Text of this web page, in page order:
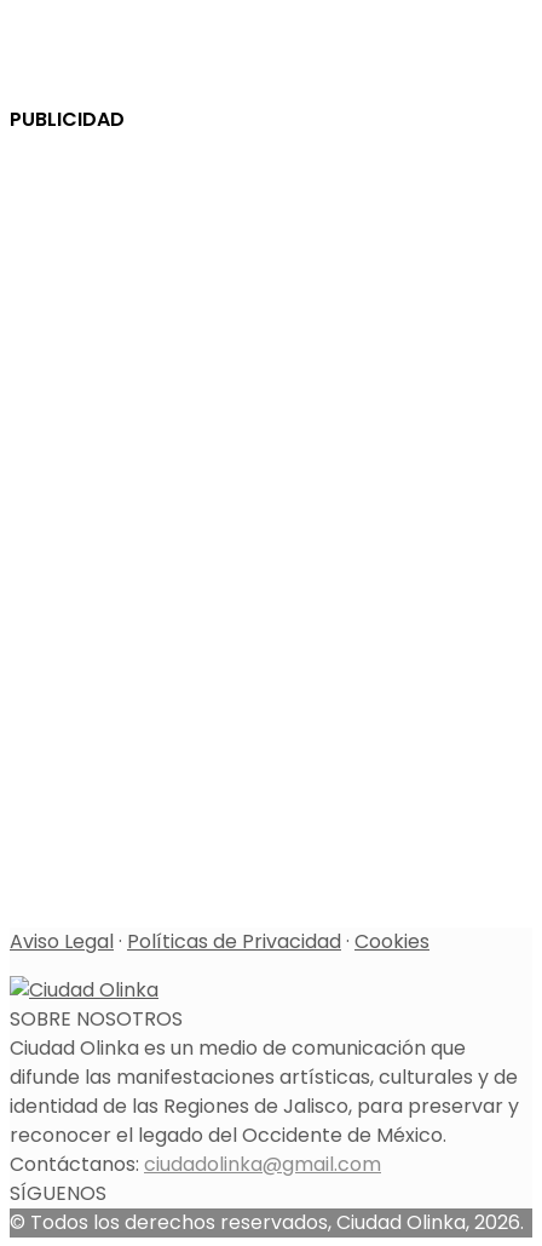
PUBLICIDAD
Aviso Legal· Políticas de Privacidad· Cookies
SOBRE NOSOTROS
Ciudad Olinka es un medio de comunicación que
difunde las manifestaciones artísticas, culturales y de
identidad de las Regiones de Jalisco, para preservar y
reconocer el legado del Occidente de México.
Contáctanos: ciudadolinka@gmail.com
SÍGUENOS
© Todos los derechos reservados, Ciudad Olinka, 2026.